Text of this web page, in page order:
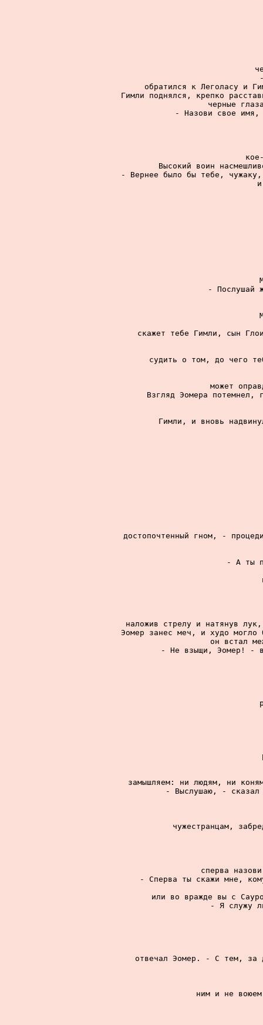
обратился к Леголасу и
Гимли поднялся, крепко
черные
- Назови свое
Высокий воин
- Вернее было бы тебе,
- Послушай
скажет тебе Гимли, сын
судить о том, до чего
может
Взгляд Эомера потемнел,
Гимли, и вновь
достопочтенный гном, -
- А ты
наложив стрелу и натянув
Эомер занес меч, и худо
он встал
- Не взыщи, Эомер! -
замышляем: ни людям, ни
- Выслушаю, -
чужестранцам,
сперва
- Сперва ты скажи мне,
или во вражде вы с
- Я служу
отвечал Эомер. - С тем, за
ним и не